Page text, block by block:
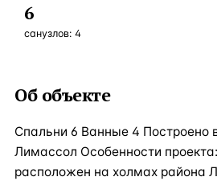
6
санузлов: 4
Об объекте
Спальни 6 Ванные 4 Построено
Лимассол Особенности
расположен на холмах района